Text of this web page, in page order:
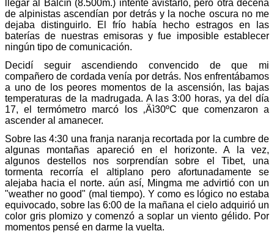
llegar al Balcín (8.500m.) intenté avistarlo, pero otra decena
de alpinistas ascendían por detrás y la noche oscura no me
dejaba distinguirlo. El frío había hecho estragos en las
baterías de nuestras emisoras y fue imposible establecer
ningún tipo de comunicación.
Decidí seguir ascendiendo convencido de que mi
compañero de cordada venía por detrás. Nos enfrentábamos
a uno de los peores momentos de la ascensión, las bajas
temperaturas de la madrugada. A las 3:00 horas, ya del día
17, el termómetro marcó los ‚Äì30ºC que comenzaron a
ascender al amanecer.
Sobre las 4:30 una franja naranja recortada por la cumbre de
algunas montañas apareció en el horizonte. A la vez,
algunos destellos nos sorprendían sobre el Tibet, una
tormenta recorría el altiplano pero afortunadamente se
alejaba hacia el norte. aún así, Mingma me advirtió con un
"weather no good" (mal tiempo). Y como es lógico no estaba
equivocado, sobre las 6:00 de la mañana el cielo adquirió un
color gris plomizo y comenzó a soplar un viento gélido. Por
momentos pensé en darme la vuelta.